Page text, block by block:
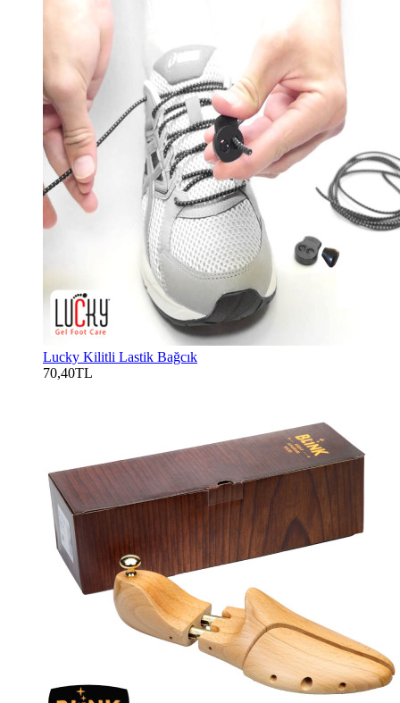
Lucky Kilitli Lastik Bağcık
70,40TL